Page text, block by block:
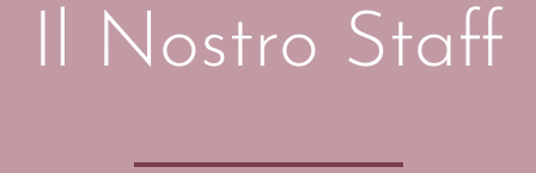
Il Nostro Staff